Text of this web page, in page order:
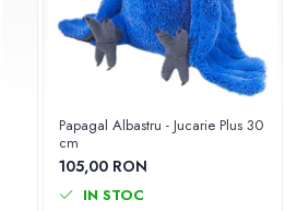
Papagal Albastru - Jucarie Plus 30
cm
105,00 RON
IN STOC